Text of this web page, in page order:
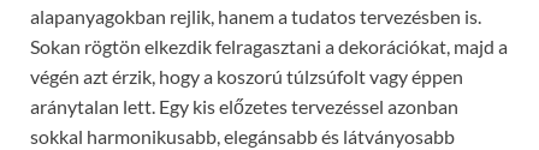
alapanyagokban rejlik, hanem a tudatos tervezésben is.
Sokan rögtön elkezdik felragasztani a dekorációkat, majd a
végén azt érzik, hogy a koszorú túlzsúfolt vagy éppen
aránytalan lett. Egy kis előzetes tervezéssel azonban
sokkal harmonikusabb, elegánsabb és látványosabb